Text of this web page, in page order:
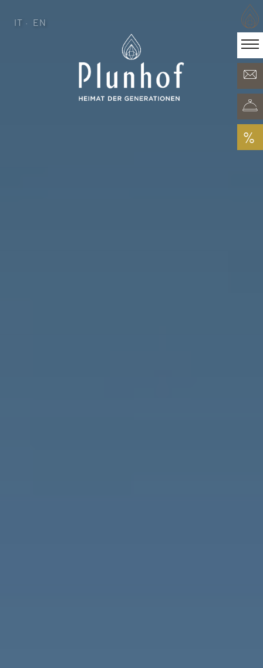
Heimat der Generationen
Zimmer & Angebote
Minera Acqua & Spa
Plunhof Erlebnisse
%
IT · EN